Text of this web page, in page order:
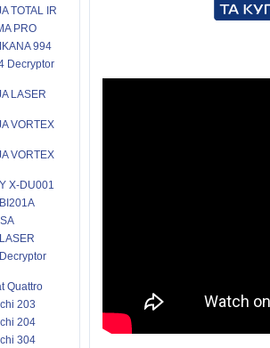
TOTAL IR
PRO
994
Decryptor
LASER
VORTEX
VORTEX
X-DU001
Quattro
203
204
304